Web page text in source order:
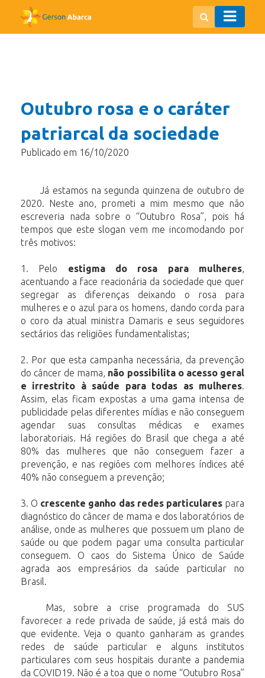
Outubro rosa e o caráter
patriarcal da sociedade
Publicado em 16/10/2020
Já estamos na segunda quinzena de outubro de
2020. Neste ano, prometi a mim mesmo que não
escreveria nada sobre o “Outubro Rosa”, pois há
tempos que este slogan vem me incomodando por
três motivos:
1. Pelo estigma do rosa para mulheres,
acentuando a face reacionária da sociedade que quer
segregar as diferenças deixando o rosa para
mulheres e o azul para os homens, dando corda para
o coro da atual ministra Damaris e seus seguidores
sectários das religiões fundamentalistas;
2. Por que esta campanha necessária, da prevenção
do câncer de mama, não possibilita o acesso geral
e irrestrito à saúde para todas as mulheres.
Assim, elas ficam expostas a uma gama intensa de
publicidade pelas diferentes mídias e não conseguem
agendar suas consultas médicas e exames
laboratoriais. Há regiões do Brasil que chega a até
80% das mulheres que não conseguem fazer a
prevenção, e nas regiões com melhores índices até
40% não conseguem a prevenção;
3. O crescente ganho das redes particularespara
diagnóstico do câncer de mama e dos laboratórios de
análise, onde as mulheres que possuem um plano de
saúde ou que podem pagar uma consulta particular
conseguem. O caos do Sistema Único de Saúde
agrada aos empresários da saúde particular no
Brasil.
Mas, sobre a crise programada do SUS
favorecer a rede privada de saúde, já está mais do
que evidente. Veja o quanto ganharam as grandes
redes de saúde particular e alguns institutos
particulares com seus hospitais durante a pandemia
da COVID19. Não é a toa que o nome “Outubro Rosa”